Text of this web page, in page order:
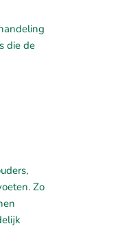
die de
Zo